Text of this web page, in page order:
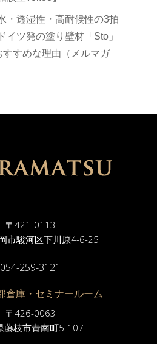
・透湿性・高耐候性の3拍
イツ発の塗り壁材「Sto」
すすめな理由（メルマガ
〒421-0113
市駿河区下川原4-6-25
054-259-3121
倉庫・セミナールーム
〒426-0063
藤枝市青南町5-107